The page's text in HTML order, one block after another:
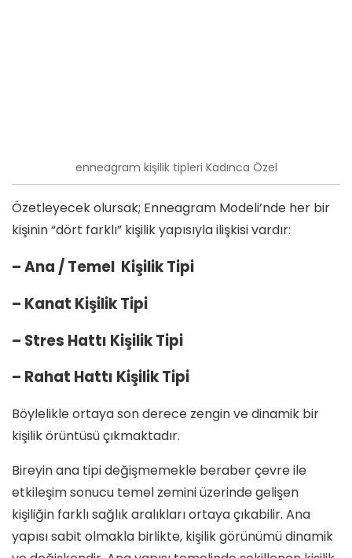
enneagram kişilik tipleri Kadınca Özel
Özetleyecek olursak; Enneagram Modeli’nde her bir
kişinin “dört farklı” kişilik yapısıyla ilişkisi vardır:
– Ana / Temel Kişilik Tipi
– Kanat Kişilik Tipi
– Stres Hattı Kişilik Tipi
– Rahat Hattı Kişilik Tipi
Böylelikle ortaya son derece zengin ve dinamik bir
kişilik örüntüsü çıkmaktadır.
Bireyin ana tipi değişmemekle beraber çevre ile
etkileşim sonucu temel zemini üzerinde gelişen
kişiliğin farklı sağlık aralıkları ortaya çıkabilir. Ana
yapısı sabit olmakla birlikte, kişilik görünümü dinamik